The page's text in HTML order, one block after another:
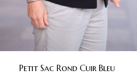
Petit Sac Rond Cuir Bleu